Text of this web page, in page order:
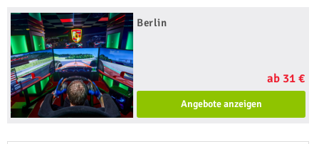
Berlin
ab 31 €
Angebote anzeigen